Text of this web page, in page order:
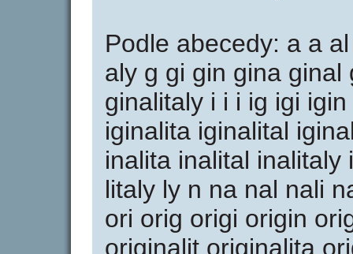
Podle abecedy: a a
aly g gi gin gina
ginalitaly i i i ig igi
iginalita iginalital
inalita inalital inalitaly
litaly ly n na nal nali
ori orig origi origin
originalit originalita